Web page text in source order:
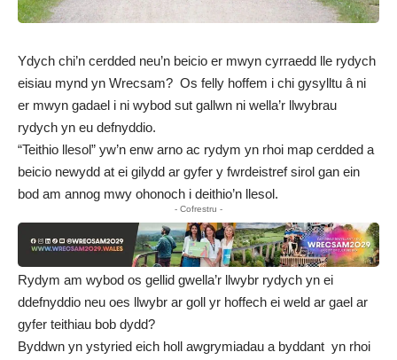
Ydych chi’n cerdded neu’n beicio er mwyn cyrraedd lle rydych
eisiau mynd yn Wrecsam? Os felly hoffem i chi gysylltu â ni
er mwyn gadael i ni wybod sut gallwn ni wella’r llwybrau
rydych yn eu defnyddio.
“Teithio llesol” yw’n enw arno ac rydym yn rhoi map cerdded a
beicio newydd at ei gilydd ar gyfer y fwrdeistref sirol gan ein
bod am annog mwy ohonoch i deithio’n llesol.
- Cofrestru -
Rydym am wybod os gellid gwella’r llwybr rydych yn ei
ddefnyddio neu oes llwybr ar goll yr hoffech ei weld ar gael ar
gyfer teithiau bob dydd?
Byddwn yn ystyried eich holl awgrymiadau a byddant yn rhoi